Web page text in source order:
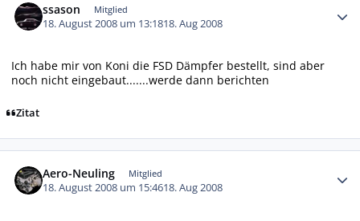
ssason Mitglied
18. August 2008 um 13:1818. Aug 2008
Ich habe mir von Koni die FSD Dämpfer bestellt, sind aber
noch nicht eingebaut.......werde dann berichten
Zitat
Aero-Neuling Mitglied
18. August 2008 um 15:4618. Aug 2008